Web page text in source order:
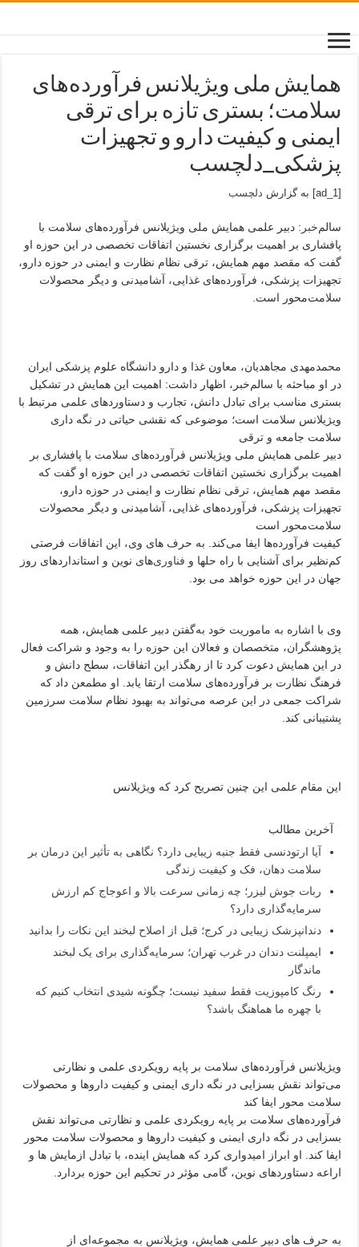
همایش ملی ویژیلانس فرآورده‌های
سلامت؛ بستری تازه برای ترقی
ایمنی و کیفیت دارو و تجهیزات
پزشکی_دلچسب
[ad_1] به گزارش دلچسب
سالم‌خبر : دبیر علمی همایش ملی ویژیلانس فرآورده‌های سلامت با
پافشاری بر اهمیت برگزاری نخستین اتفاقات تخصصی در این حوزه او
گفت که مقصد مهم همایش، ترقی نظام نظارت و ایمنی در حوزه دارو،
تجهیزات پزشکی، فرآورده‌های غذایی، آشامیدنی و دیگر محصولات
سلامت‌محور است.
محمدمهدی مجاهدیان، معاون غذا و دارو دانشگاه علوم پزشکی ایران
در او مباحثه با سالم‌خبر، اظهار داشت: اهمیت این همایش در تشکیل
بستری مناسب برای تبادل دانش، تجارب و دستاوردهای علمی مرتبط با
ویژیلانس سلامت است؛ موضوعی که نقشی حیاتی در نگه داری
سلامت جامعه و ترقی
دبیر علمی همایش ملی ویژیلانس فرآورده‌های سلامت با پافشاری بر
اهمیت برگزاری نخستین اتفاقات تخصصی در این حوزه او گفت که
مقصد مهم همایش، ترقی نظام نظارت و ایمنی در حوزه دارو،
تجهیزات پزشکی، فرآورده‌های غذایی، آشامیدنی و دیگر محصولات
سلامت‌محور است
کیفیت فرآورده‌ها ایفا می‌کند. به حرف های وی، این اتفاقات فرصتی
کم‌نظیر برای آشنایی با راه حلها و فناوری‌های نوین و استانداردهای روز
جهان در این حوزه خواهد می بود.
وی با اشاره به ماموریت خود به‌گفتن دبیر علمی همایش، همه
پژوهشگران، متخصصان و فعالان این حوزه را به وجود و شراکت فعال
در این همایش دعوت کرد تا از رهگذر این اتفاقات، سطح دانش و
فرهنگ نظارت بر فرآورده‌های سلامت ارتقا یابد. او مطمعن داد که
شراکت جمعی در این عرصه می‌تواند به بهبود نظام سلامت سرزمین
پشتیبانی کند.
این مقام علمی این چنین تصریح کرد که ویژیلانس
آخرین مطالب
آیا ارتودنسی فقط جنبه زیبایی دارد؟ نگاهی به تأثیر این درمان بر
سلامت دهان، فک و کیفیت زندگی
ربات جوش لیزر؛ چه زمانی سرعت بالا و اعوجاج کم ارزش
سرمایه‌گذاری دارد؟
دندانپزشک زیبایی در کرج؛ قبل از اصلاح لبخند این نکات را بدانید
ایمپلنت دندان در غرب تهران؛ سرمایه‌گذاری برای یک لبخند
ماندگار
رنگ کامپوزیت فقط سفید نیست؛ چگونه شیدی انتخاب کنیم که
با چهره ما هماهنگ باشد؟
ویژیلانس فرآورده‌های سلامت بر پایه رویکردی علمی و نظارتی
می‌تواند نقش بسزایی در نگه داری ایمنی و کیفیت داروها و محصولات
سلامت محور ایفا کند
فرآورده‌های سلامت بر پایه رویکردی علمی و نظارتی می‌تواند نقش
بسزایی در نگه داری ایمنی و کیفیت داروها و محصولات سلامت محور
ایفا کند. او ابراز امیدواری کرد که همایش اینده، با تبادل ازمایش ها و
اراعه دستاوردهای نوین، گامی مؤثر در تحکیم این حوزه بردارد.
به حرف های دبیر علمی همایش، ویژیلانس به مجموعه‌ای از